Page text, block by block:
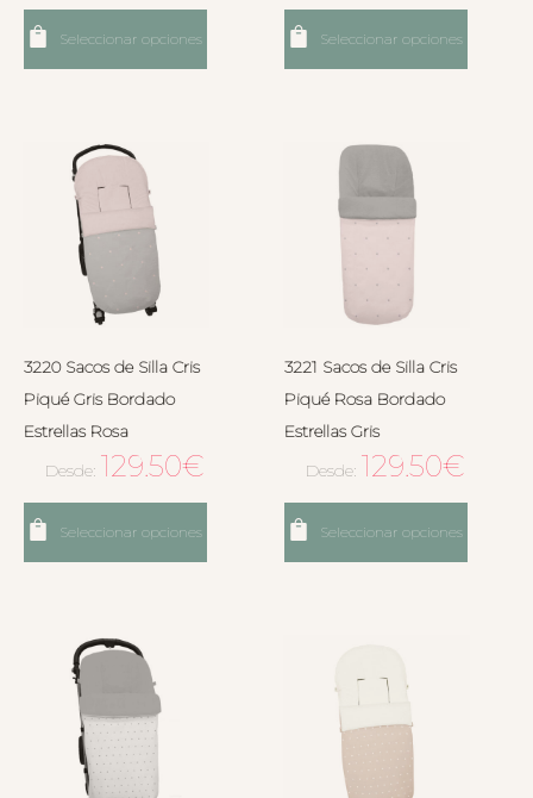
Seleccionar opciones Seleccionar opciones
3220 Sacos de Silla Cris
Piqué Gris Bordado
Estrellas Rosa
Desde: 129.50€
Seleccionar opciones
3221 Sacos de Silla Cris
Piqué Rosa Bordado
Estrellas Gris
Desde: 129.50€
Seleccionar opciones